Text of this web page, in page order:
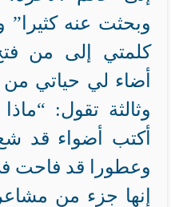
وبحثت عنه
كلمتي إلى من
أضاء لي حياتي من
وثالثة تقول:
أكتب أضواء قد
وعطورا قد فاحت
إنها جزء من